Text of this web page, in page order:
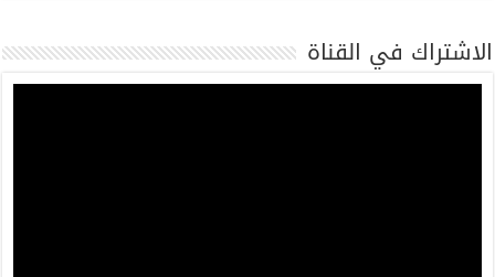
الاشتراك في القناة